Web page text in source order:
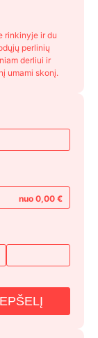
rinkinyje ir du
perlinių
derliui ir
umami skonį.
nuo 0,00 €